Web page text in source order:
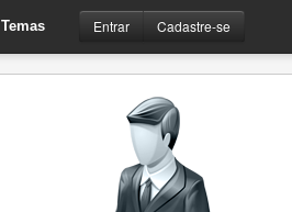
Temas Entrar Cadastre-se